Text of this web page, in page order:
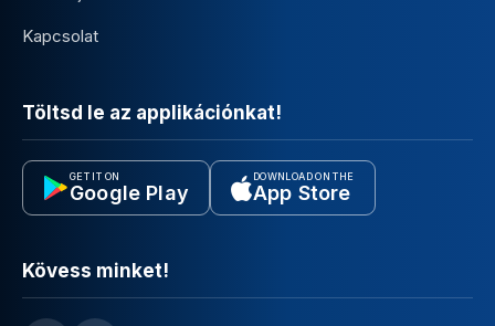
Kapcsolat
Töltsd le az applikációnkat!
GET IT ON
Google Play
DOWNLOAD ON THE
App Store
Kövess minket!